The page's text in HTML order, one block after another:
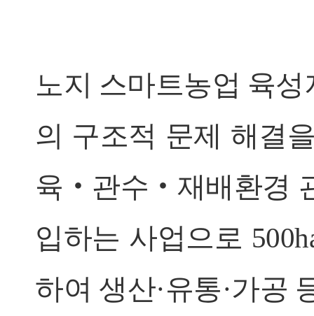
노지 스마트농업 육
의 구조적 문제 해결
육‧관수‧재배환경
입하는 사업으로
하여 생산·유통·가공